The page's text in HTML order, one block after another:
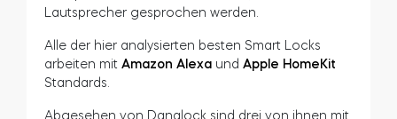
Smart Home-Hubs
Bei den Systemen in der folgenden Tabelle